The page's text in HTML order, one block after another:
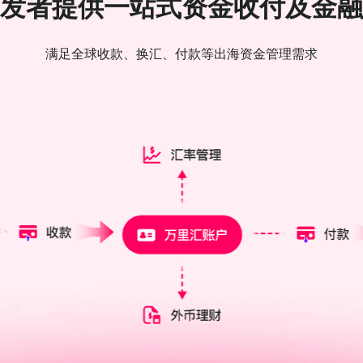
满足全球收款、换汇、付款等出海资金管理需求